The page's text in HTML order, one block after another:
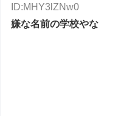
ID:MHY3lZNw0
嫌な名前の学校やな